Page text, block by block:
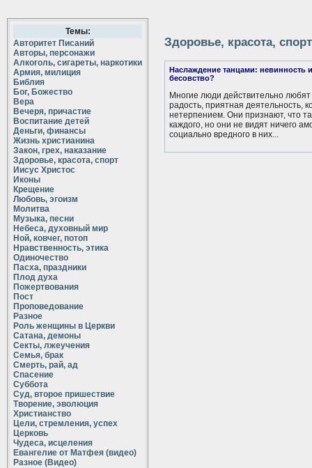
Темы:
Авторитет Писаний
Авторы, персонажи
Алкоголь, сигареты, наркотики
Армия, милиция
Библия
Бог, Божество
Вера
Вечеря, причастие
Воспитание детей
Деньги, финансы
Жизнь христианина
Закон, грех, наказание
Здоровье, красота, спорт
Иисус Христос
Иконы
Крещение
Любовь, эгоизм
Молитва
Музыка, песни
Небеса, духовный мир
Ной, ковчег, потоп
Нравственность, этика
Одиночество
Пасха, праздники
Плод духа
Пожертвования
Пост
Проповедование
Разное
Роль женщины в Церкви
Сатана, демоны
Секты, лжеучения
Семья, брак
Смерть, рай, ад
Спасение
Суббота
Суд, второе пришествие
Творение, эволюция
Христианство
Цели, стремления, успех
Церковь
Чудеса, исцеления
Евангелие от Матфея (видео)
Разное (Видео)
Здоровье, красота, спорт
Наслаждение танцами: невинность
бесовство?
Многие люди действительно
радость, приятная деятельность,
нетерпением. Они признают, что
каждого, но они не видят ничего
социально вредного в них...